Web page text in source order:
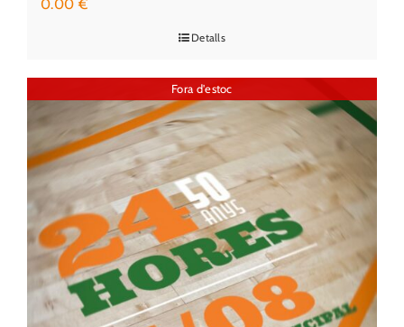
0.00€
Detalls
Fora d'estoc